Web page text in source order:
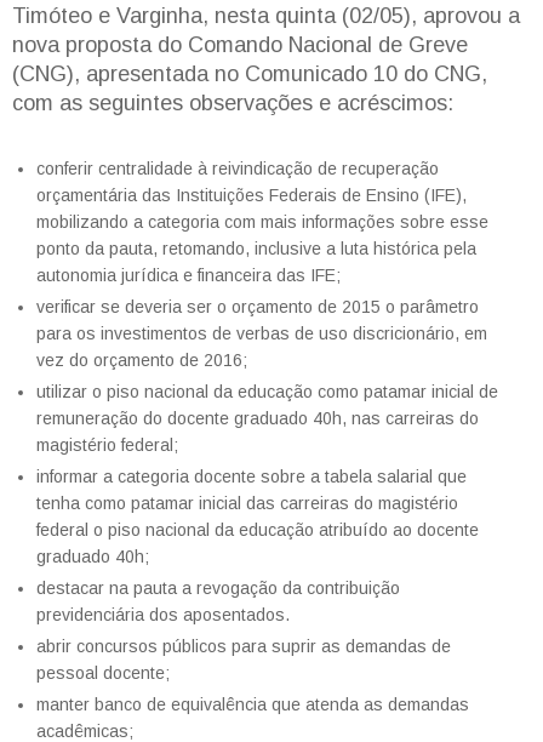
Timóteo e Varginha, nesta quinta (02/05), aprovou a
nova proposta do Comando Nacional de Greve
(CNG), apresentada no Comunicado 10 do CNG,
com as seguintes observações e acréscimos:
conferir centralidade à reivindicação de recuperação
orçamentária das Instituições Federais de Ensino (IFE),
mobilizando a categoria com mais informações sobre esse
ponto da pauta, retomando, inclusive a luta histórica pela
autonomia jurídica e financeira das IFE;
verificar se deveria ser o orçamento de 2015 o parâmetro
para os investimentos de verbas de uso discricionário, em
vez do orçamento de 2016;
utilizar o piso nacional da educação como patamar inicial de
remuneração do docente graduado 40h, nas carreiras do
magistério federal;
informar a categoria docente sobre a tabela salarial que
tenha como patamar inicial das carreiras do magistério
federal o piso nacional da educação atribuído ao docente
graduado 40h;
destacar na pauta a revogação da contribuição
previdenciária dos aposentados.
abrir concursos públicos para suprir as demandas de
pessoal docente;
manter banco de equivalência que atenda as demandas
acadêmicas;